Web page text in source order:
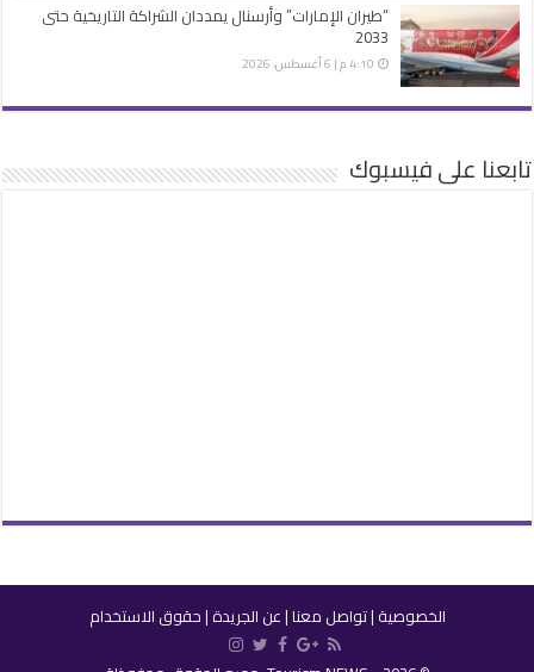
“طيران الإمارات” وأرسنال يمددان الشراكة التاريخية حتى
2033
4:10 م | 6 أغسطس، 2026
تابعنا على فيسبوك
الخصوصية |تواصل معنا |عن الجريدة |حقوق الاستخدام